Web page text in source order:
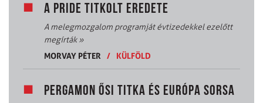
A PRIDE TITKOLT EREDETE
A melegmozgalom programját évtizedekkel ezelőtt
megírták»
MORVAY PÉTER
/ KÜLFÖLD
PERGAMON ŐSI TITKA ÉS EURÓPA SORSA